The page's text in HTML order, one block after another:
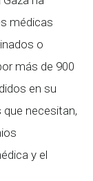
médicas
o
más de 900
en su
necesitan,
y el